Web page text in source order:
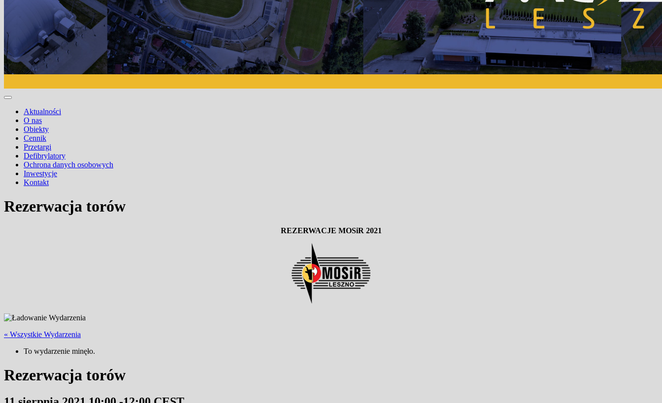
Aktualności
O nas
Obiekty
Cennik
Przetargi
Defibrylatory
Ochrona danych osobowych
Inwestycje
Kontakt
Rezerwacja torów
REZERWACJE MOSiR 2021
« Wszystkie Wydarzenia
To wydarzenie minęło.
Rezerwacja torów